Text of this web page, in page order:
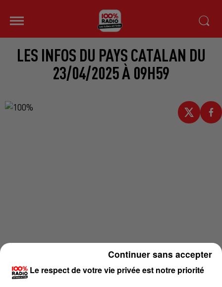
LES INFOS DU PAYS CATALAN DU
23/04/2025 À 09H59
Le respect de votre vie privée est notre priorité
Continuer sans accepter